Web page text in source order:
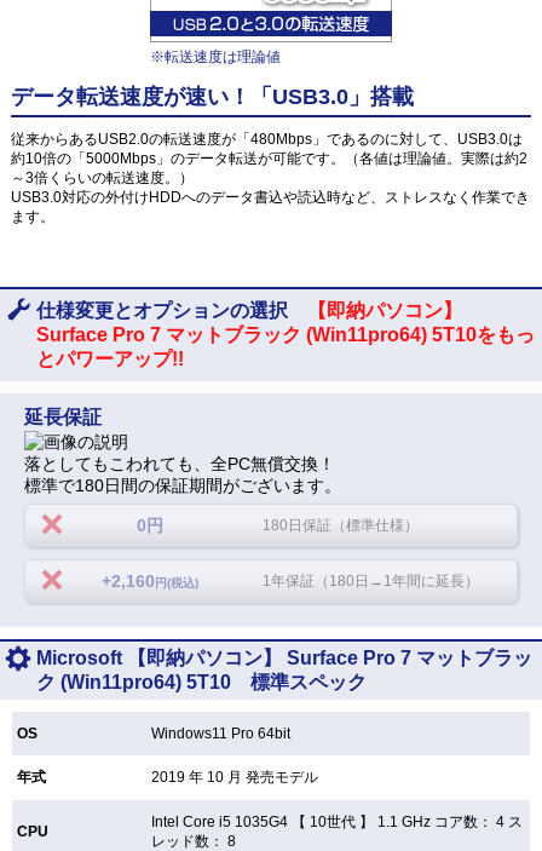
※転送速度は理論値
データ転送速度が速い！「USB3.0」搭載
従来からあるUSB2.0の転送速度が「480Mbps」であるのに対して、USB3.0は
約10倍の「5000Mbps」のデータ転送が可能です。（各値は理論値。実際は約2
～3倍くらいの転送速度。）
USB3.0対応の外付けHDDへのデータ書込や読込時など、ストレスなく作業でき
ます。
仕様変更とオプションの選択
【即納パソコン】
Surface Pro 7 マットブラック (Win11pro64) 5T10をもっ
とパワーアップ!!
延長保証
落としてもこわれても、全PC無償交換！
標準で180日間の保証期間がございます。
0円 180日保証（標準仕様）
+2,160 円(税込) 1年保証（180日→1年間に延長）
Microsoft 【即納パソコン】 Surface Pro 7 マットブラッ
ク (Win11pro64) 5T10 標準スペック
OS Windows11 Pro 64bit
年式 2019 年 10 月 発売モデル
CPU
Intel Core i5 1035G4 【 10世代 】 1.1 GHz コア数： 4 ス
レッド数： 8